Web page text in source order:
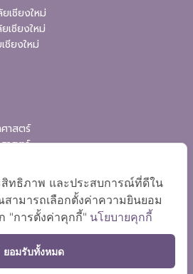
เชียงใหม่
เชียงใหม่
ชียงใหม่
าสตร์
าสตร์
สิทธิภาพ และประสบการณ์ที่ดีใน
ามารถเลือกตั้งค่าความยินยอม
"การตั้งค่าคุกกี้" นโยบายคุกกี้
ยอมรับทั้งหมด